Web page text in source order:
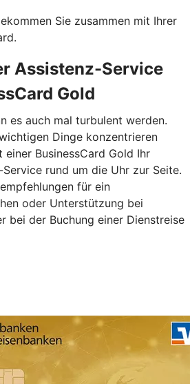
Sie zusammen mit Ihrer
Assistenz-Service
Gold
es auch mal turbulent werden.
Dinge konzentrieren
einer BusinessCard Gold Ihr
rund um die Uhr zur Seite.
für ein
oder Unterstützung bei
bei der Buchung einer Dienstreise